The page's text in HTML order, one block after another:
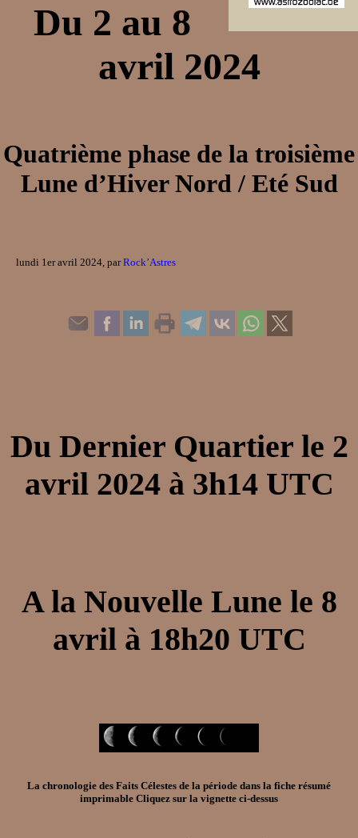
Du 2 au 8
avril 2024
Quatrième phase de la troisième
Lune d’Hiver Nord / Eté Sud
lundi 1er avril 2024, parRock’Astres
Du Dernier Quartierle 2
avril 2024à 3h14UTC
A la Nouvelle Lune le 8
avrilà 18h20 UTC
La chronologie des Faits Célestes de la période dans la fiche résumé
imprimable Cliquez sur la vignette ci-dessus